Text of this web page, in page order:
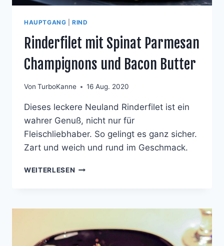
HAUPTGANG |RIND
Rinderfilet mit Spinat Parmesan
Champignons und Bacon Butter
Von TurboKanne 16 Aug. 2020
Dieses leckere Neuland Rinderfilet ist ein
wahrer Genuß, nicht nur für
Fleischliebhaber. So gelingt es ganz sicher.
Zart und weich und rund im Geschmack.
WEITERLESEN RINDERFILET
CHAMPIGNONS
BACON
BUTTER